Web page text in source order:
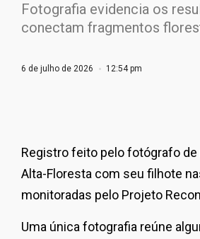
Fotografia evidencia os
conectam fragmentos
6 de julho de 2026 12:54 pm
Registro feito pelo fotógrafo
Alta-Floresta com seu filhote
monitoradas pelo Projeto
Uma única fotografia reúne